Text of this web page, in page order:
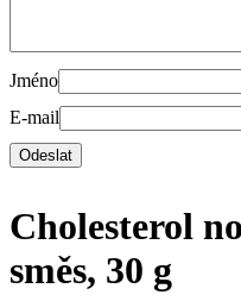
Jméno
E-mail
Cholesterol
směs, 30 g